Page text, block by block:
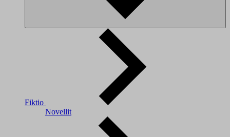
Fiktio
Novellit